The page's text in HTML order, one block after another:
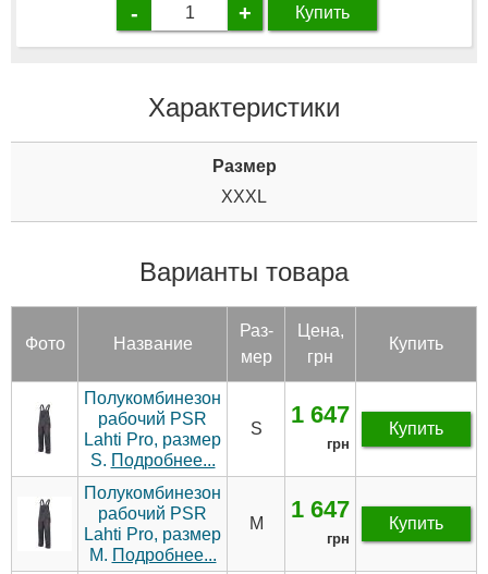
- + Купить
Характеристики
Размер
XXXL
Варианты товара
Фото Название
Раз­
мер
Цена,
грн
Купить
Полукомбинезон
рабочий PSR
Lahti Pro, размер
S. Подробнее...
S
1 647
грн
Купить
Полукомбинезон
рабочий PSR
Lahti Pro, размер
M. Подробнее...
M
1 647
грн
Купить